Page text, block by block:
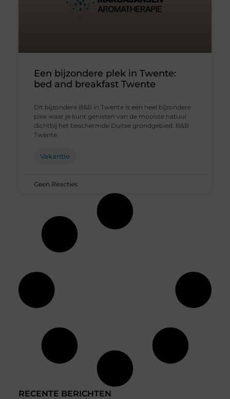
RECENTE BERICHTEN
Een bijzondere plek in Twente:
bed and breakfast Twente
Dit bijzondere B&B in Twente is een heel bijzondere
plek waar je kunt genieten van de mooiste natuur
dichtbij het beschermde Duitse grondgebied. B&B
Twente
Vakantie
Geen Reacties